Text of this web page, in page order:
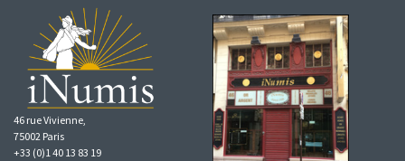
46 rue Vivienne,
75002 Paris
+33 (0)1 40 13 83 19